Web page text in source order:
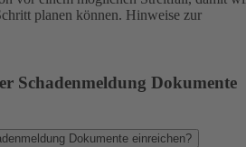
planen können. Hinweise zur
Schadenmeldung Dokumente
Dokumente einreichen?